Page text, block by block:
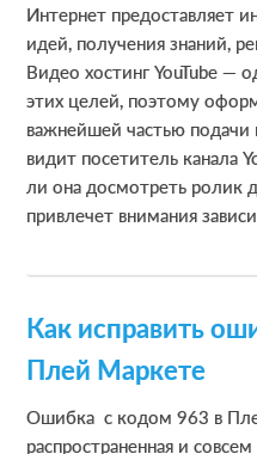
Интернет предоставляет
идей, получения знаний,
Видео хостинг YouTube —
этих целей, поэтому
важнейшей частью
видит посетитель канала
ли она досмотреть ролик
привлечет внимания
Как исправить
Плей Маркете
Ошибка с кодом 963 в
распространенная и